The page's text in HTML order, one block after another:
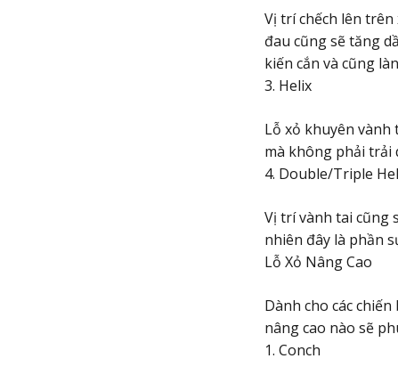
Vị trí chếch lên
đau cũng sẽ tăng
kiến cắn và cũng
3. Helix
Lỗ xỏ khuyên
mà không phải trải
4. Double/Triple
Vị trí vành tai cũng
nhiên đây là phần
Lỗ Xỏ Nâng Cao
Dành cho các
nâng cao nào sẽ
1. Conch